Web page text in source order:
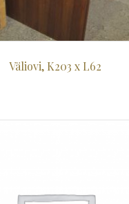
Väliovi, K203 x L62